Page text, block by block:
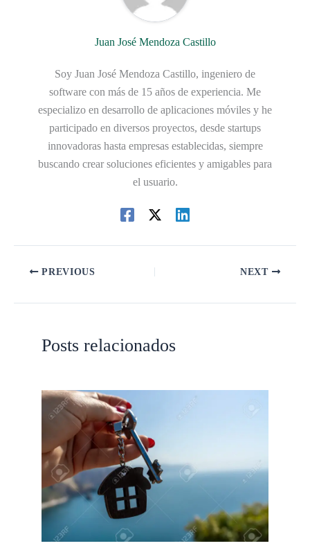
Juan José Mendoza Castillo
Soy Juan José Mendoza Castillo, ingeniero de
software con más de 15 años de experiencia. Me
especializo en desarrollo de aplicaciones móviles y he
participado en diversos proyectos, desde startups
innovadoras hasta empresas establecidas, siempre
buscando crear soluciones eficientes y amigables para
el usuario.
PREVIOUS NEXT
Posts relacionados